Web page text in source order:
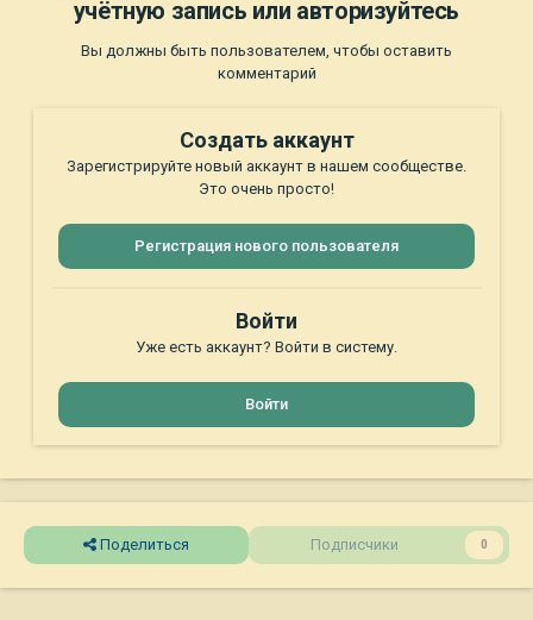
учётную запись или авторизуйтесь
Вы должны быть пользователем, чтобы оставить
комментарий
Создать аккаунт
Зарегистрируйте новый аккаунт в нашем сообществе.
Это очень просто!
Регистрация нового пользователя
Войти
Уже есть аккаунт? Войти в систему.
Войти
Поделиться Подписчики 0